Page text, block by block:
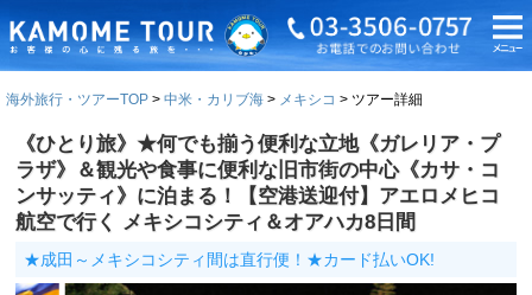
海外旅行・ツアーTOP 中米・カリブ海 メキシコ ツアー詳細
《ひとり旅》★何でも揃う便利な立地《ガレリア・プ
ラザ》＆観光や食事に便利な旧市街の中心《カサ・コ
ンサッティ》に泊まる！【空港送迎付】アエロメヒコ
航空で行く メキシコシティ＆オアハカ8日間
★成田～メキシコシティ間は直行便！★カード払いOK!